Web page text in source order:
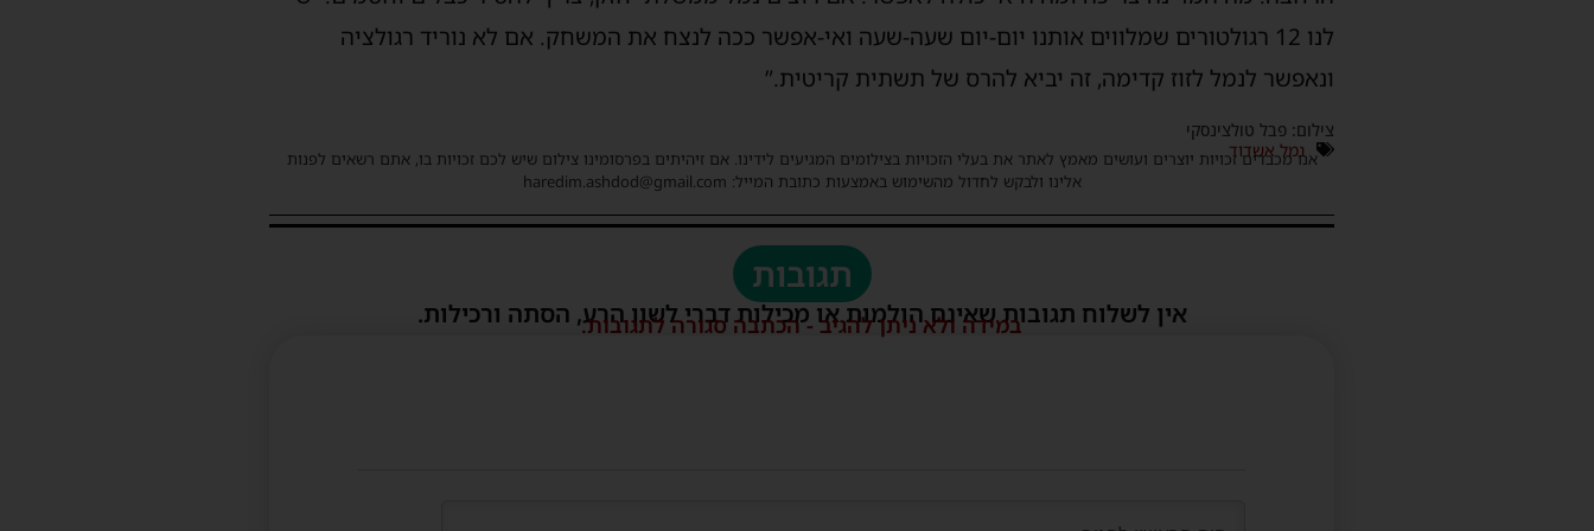
לנו 12 רגולטורים שמלווים אותנו יום-יום שעה-שעה ואי-אפשר ככה לנצח את המשחק. אם לא נוריד רגולציה
ונאפשר לנמל לזוז קדימה, זה יביא להרס של תשתית קריטית.”
צילום: פבל טולצינסקי
נמל אשדוד
אנו מכבדים זכויות יוצרים ועושים מאמץ לאתר את בעלי הזכויות בצילומים המגיעים לידינו. אם זיהיתים בפרסומינו צילום שיש לכם זכויות בו, אתם רשאים לפנות
אלינו ולבקש לחדול מהשימוש באמצעות כתובת המייל: haredim.ashdod@gmail.com
תגובות
אין לשלוח תגובות שאינם הולמות או מכילות דברי לשון הרע, הסתה ורכילות.
במידה ולא ניתן להגיב - הכתבה סגורה לתגובות.